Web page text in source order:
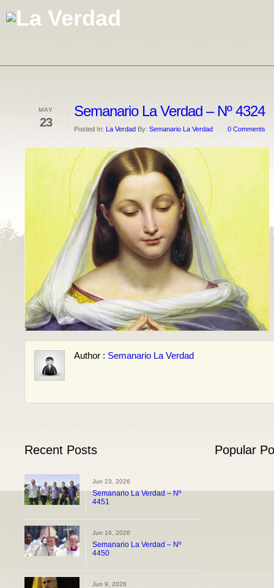
MAY
23
Semanario La Verdad – Nº 4324
Posted In: La Verdad By: Semanario La Verdad 0 Comments
Author : Semanario La Verdad
Recent Posts
Jun 23, 2026
Semanario La Verdad – Nº
4451
Jun 16, 2026
Semanario La Verdad – Nº
4450
Jun 9, 2026
Popular